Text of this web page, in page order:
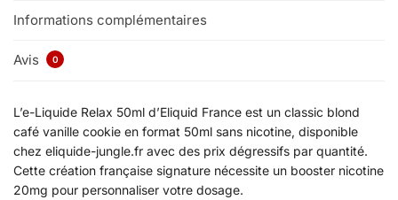
Informations complémentaires
Avis 0
L’e-Liquide Relax 50ml d’Eliquid France est un classic blond
café vanille cookie en format 50ml sans nicotine, disponible
chez eliquide-jungle.fr avec des prix dégressifs par quantité.
Cette création française signature nécessite un booster nicotine
20mg pour personnaliser votre dosage.